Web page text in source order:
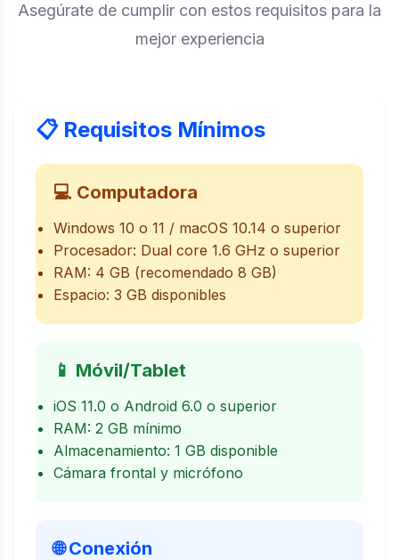
Asegúrate de cumplir con estos requisitos para la
mejor experiencia
📋 Requisitos Mínimos
💻 Computadora
Windows 10 o 11 / macOS 10.14 o superior
Procesador: Dual core 1.6 GHz o superior
RAM: 4 GB (recomendado 8 GB)
Espacio: 3 GB disponibles
📱 Móvil/Tablet
iOS 11.0 o Android 6.0 o superior
RAM: 2 GB mínimo
Almacenamiento: 1 GB disponible
Cámara frontal y micrófono
🌐 Conexión